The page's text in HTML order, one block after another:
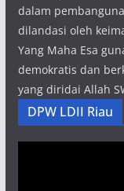
dalam
dilandasi oleh
Yang Maha Esa
demokratis dan
yang diridai Allah
DPW LDII Riau